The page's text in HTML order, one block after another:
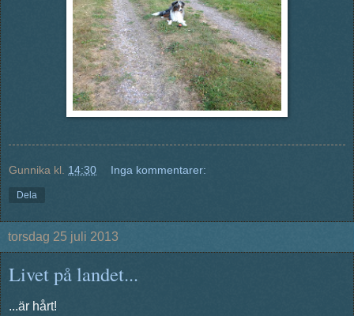
Gunnika kl. 14:30 Inga kommentarer:
Dela
torsdag 25 juli 2013
Livet på landet...
...är hårt!